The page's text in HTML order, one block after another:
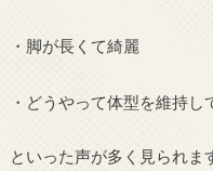
・脚が長くて綺麗
・どうやって体型を維持し
といった声が多く見られま